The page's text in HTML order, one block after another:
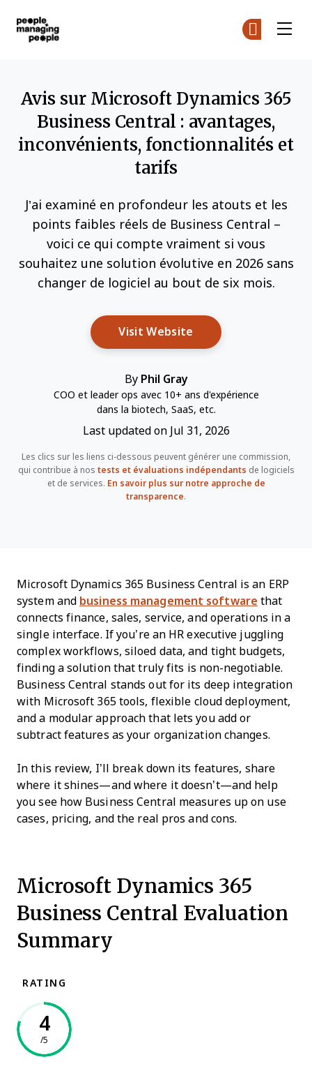
Avis sur Microsoft Dynamics 365
Business Central : avantages,
inconvénients, fonctionnalités et
tarifs
J’ai examiné en profondeur les atouts et les
points faibles réels de Business Central –
voici ce qui compte vraiment si vous
souhaitez une solution évolutive en 2026 sans
changer de logiciel au bout de six mois.
Visit Website Opens New Window
By Phil Gray
COO et leader ops avec 10+ ans d'expérience
dans la biotech, SaaS, etc.
Last updated on Jul 31, 2026
Les clics sur les liens ci-dessous peuvent générer une commission,
qui contribue à nos tests et évaluations indépendants de logiciels
et de services. En savoir plus sur notre approche de
transparence.
Microsoft Dynamics 365 Business Central is an ERP
system and business management software that
connects finance, sales, service, and operations in a
single interface. If you’re an HR executive juggling
complex workflows, siloed data, and tight budgets,
finding a solution that truly fits is non-negotiable.
Business Central stands out for its deep integration
with Microsoft 365 tools, flexible cloud deployment,
and a modular approach that lets you add or
subtract features as your organization changes.
In this review, I’ll break down its features, share
where it shines—and where it doesn’t—and help
you see how Business Central measures up on use
cases, pricing, and the real pros and cons.
Microsoft Dynamics 365
Business Central Evaluation
Summary
RATING
4
/5